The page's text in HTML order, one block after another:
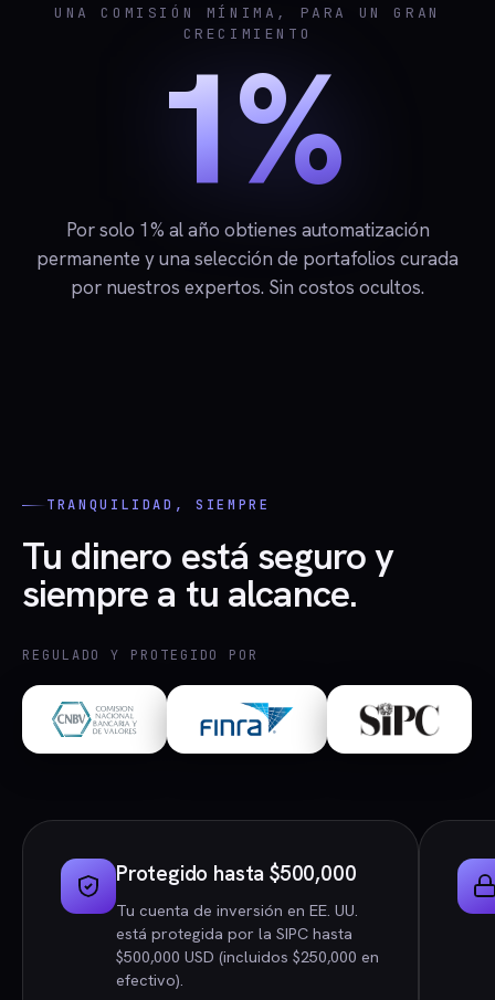
UNA COMISIÓN MÍNIMA, PARA UN GRAN
CRECIMIENTO
1%
Por solo 1% al año obtienes automatización
permanente y una selección de portafolios curada
por nuestros expertos. Sin costos ocultos.
TRANQUILIDAD, SIEMPRE
Tu dinero está seguro y
siempre a tu alcance.
REGULADO Y PROTEGIDO POR
Protegido hasta $500,000
Tu cuenta de inversión en EE. UU.
está protegida por la SIPC hasta
$500,000 USD (incluidos $250,000 en
efectivo).